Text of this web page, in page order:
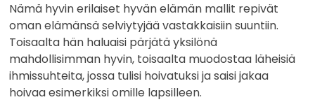
Nämä hyvin erilaiset hyvän elämän mallit repivät
oman elämänsä selviytyjää vastakkaisiin suuntiin.
Toisaalta hän haluaisi pärjätä yksilönä
mahdollisimman hyvin, toisaalta muodostaa läheisiä
ihmissuhteita, jossa tulisi hoivatuksi ja saisi jakaa
hoivaa esimerkiksi omille lapsilleen.